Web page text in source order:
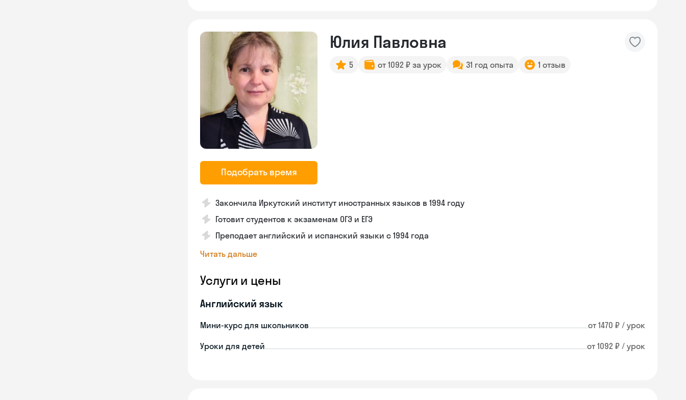
Подобрать время
Юлия Павловна
5 от 1092 ₽ за урок 31 год опыта 1 отзыв
Закончила Иркутский институт иностранных языков в 1994 году
Готовит студентов к экзаменам ОГЭ и ЕГЭ
Преподает английский и испанский языки с 1994 года
Читать дальше
Услуги и цены
Английский язык
Мини-курс для школьников от 1470 ₽ / урок
Уроки для детей от 1092 ₽ / урок